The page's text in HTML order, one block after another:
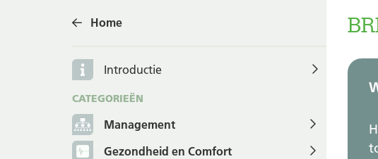
Home
Introductie
CATEGORIEËN
Management
Gezondheid en Comfort